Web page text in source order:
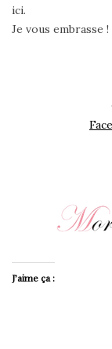
ici.
Je vous embrasse !
J’aime ça :